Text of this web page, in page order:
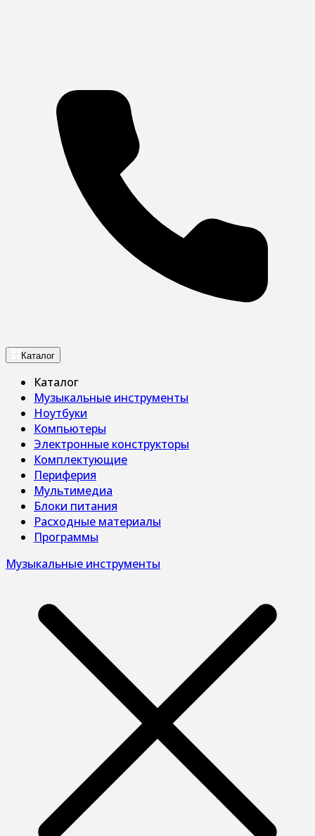
Каталог
Каталог
Музыкальные инструменты
Ноутбуки
Компьютеры
Электронные конструкторы
Комплектующие
Периферия
Мультимедиа
Блоки питания
Расходные материалы
Программы
Музыкальные инструменты